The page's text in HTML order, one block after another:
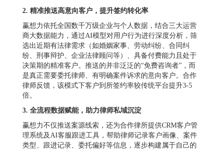
2. 精准推送高意向客户，提升签约转化率
赢想力依托全国数千万级企业与个人数据，结合三大运营
商大数据能力，通过AI模型对用户行为进行深度分析，筛
选出近期有法律需求（如婚姻家事、劳动纠纷、合同纠
纷、刑事辩护、企业法律顾问等）、具备付费能力且处于
决策期的精准客户。推送的并非泛泛的“免费咨询者”，而
是真正需要委托律师、有明确案件诉求的意向客户。合作
律师反馈，该模式下客户到所签约率较传统平台提升3-5
倍。
3. 全流程数据赋能，助力律师私域沉淀
赢想力不仅推送案源线索，还为合作律所提供CRM客户管
理系统及AI客服跟进工具，帮助律师记录客户画像、案件
类型、跟进记录、委托偏好等信息，逐步构建属于自己的